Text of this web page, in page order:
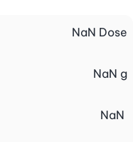
NaN Dose
NaN g
NaN